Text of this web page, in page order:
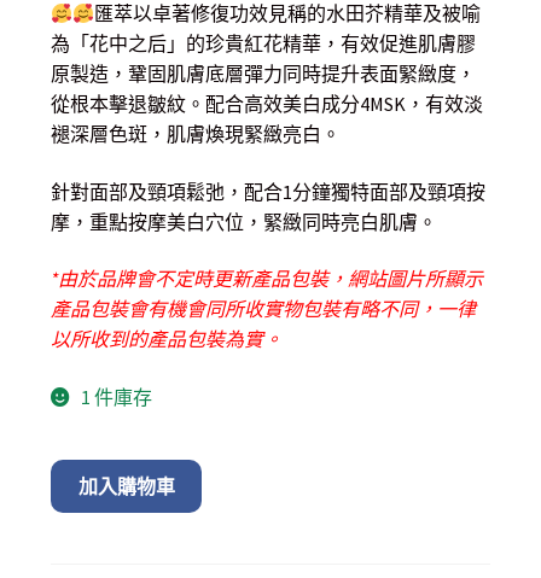
匯萃以卓著修復功效見稱的水田芥精華及被喻
為「花中之后」的珍貴紅花精華，有效促進肌膚膠
原製造，鞏固肌膚底層彈力同時提升表面緊緻度，
從根本擊退皺紋。配合高效美白成分4MSK，有效淡
褪深層色斑，肌膚煥現緊緻亮白。
針對面部及頸項鬆弛，配合1分鐘獨特面部及頸項按
摩，重點按摩美白穴位，緊緻同時亮白肌膚。
*由於品牌會不定時更新產品包裝，網站圖片所顯示
產品包裝會有機會同所收實物包裝有略不同，一律
以所收到的產品包裝為實。
1 件庫存
加入購物車